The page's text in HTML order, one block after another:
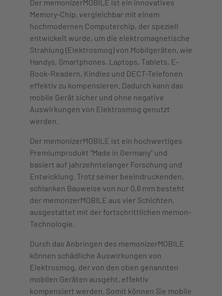
Der memonizerMOBILE ist ein innovatives
Memory-Chip, vergleichbar mit einem
hochmodernen Computerchip, der speziell
entwickelt wurde, um die elektromagnetische
Strahlung (Elektrosmog) von Mobilgeräten, wie
Handys, Smartphones, Laptops, Tablets, E-
Book-Readern, Kindles und DECT-Telefonen
effektiv zu kompensieren. Dadurch kann das
mobile Gerät sicher und ohne negative
Auswirkungen von Elektrosmog genutzt
werden.
Der memonizerMOBILE ist ein hochwertiges
Premiumprodukt "Made in Germany" und
basiert auf jahrzehntelanger Forschung und
Entwicklung. Trotz seiner beeindruckenden,
schlanken Bauweise von nur 0,6 mm besteht
der memonzerMOBILE aus vier Schichten,
ausgestattet mit der fortschrittlichen memon-
Technologie.
Durch das Anbringen des memonizerMOBILE
können schädliche Auswirkungen von
Elektrosmog, der von den oben genannten
mobilen Geräten ausgeht, effektiv
kompensiert werden. Somit können Sie mobile